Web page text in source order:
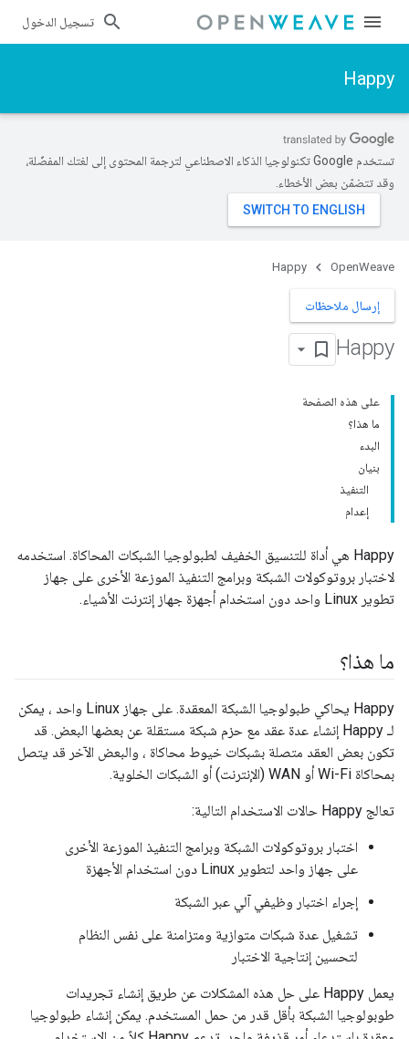
تسجيل الدخول
Happy
تستخدم Google تكنولوجيا الذكاء الاصطناعي لترجمة المحتوى إلى لغتك المفضّلة،
وقد تتضمّن بعض الأخطاء.
OpenWeave
Happy
إرسال ملاحظات
Happy
على هذه الصفحة
ما هذا؟
البدء
بنيان
التنفيذ
إعدام
Happy هي أداة للتنسيق الخفيف لطبولوجيا الشبكات المحاكاة. استخدمه
لاختبار بروتوكولات الشبكة وبرامج التنفيذ الموزعة الأخرى على جهاز
تطوير Linux واحد دون استخدام أجهزة جهاز إنترنت الأشياء.
ما هذا؟
Happy يحاكي طبولوجيا الشبكة المعقدة. على جهاز Linux واحد ، يمكن
لـ Happy إنشاء عدة عقد مع حزم شبكة مستقلة عن بعضها البعض. قد
تكون بعض العقد متصلة بشبكات خيوط محاكاة ، والبعض الآخر قد يتصل
بمحاكاة Wi-Fi أو WAN (الإنترنت) أو الشبكات الخلوية.
تعالج Happy حالات الاستخدام التالية:
اختبار بروتوكولات الشبكة وبرامج التنفيذ الموزعة الأخرى
على جهاز واحد لتطوير Linux دون استخدام الأجهزة
إجراء اختبار وظيفي آلي عبر الشبكة
تشغيل عدة شبكات متوازية ومتزامنة على نفس النظام
لتحسين إنتاجية الاختبار
يعمل Happy على حل هذه المشكلات عن طريق إنشاء تجريدات
طوبولوجيا الشبكة بأقل قدر من حمل المستخدم. يمكن إنشاء طبولوجيا